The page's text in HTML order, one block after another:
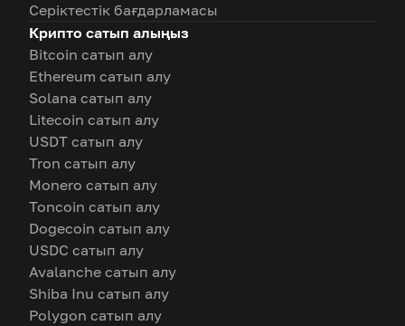
Серіктестік бағдарламасы
Крипто сатып алыңыз
Bitcoin сатып алу
Ethereum сатып алу
Solana сатып алу
Litecoin сатып алу
USDT сатып алу
Tron сатып алу
Monero сатып алу
Toncoin сатып алу
Dogecoin сатып алу
USDC сатып алу
Avalanche сатып алу
Shiba Inu сатып алу
Polygon сатып алу